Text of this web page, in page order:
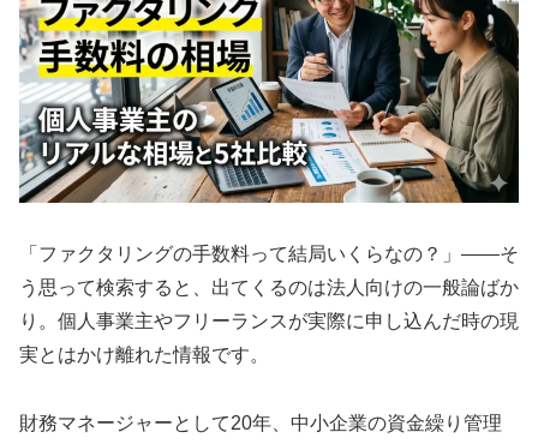
「ファクタリングの手数料って結局いくらなの？」——そ
う思って検索すると、出てくるのは法人向けの一般論ばか
り。個人事業主やフリーランスが実際に申し込んだ時の現
実とはかけ離れた情報です。
財務マネージャーとして20年、中小企業の資金繰り管理